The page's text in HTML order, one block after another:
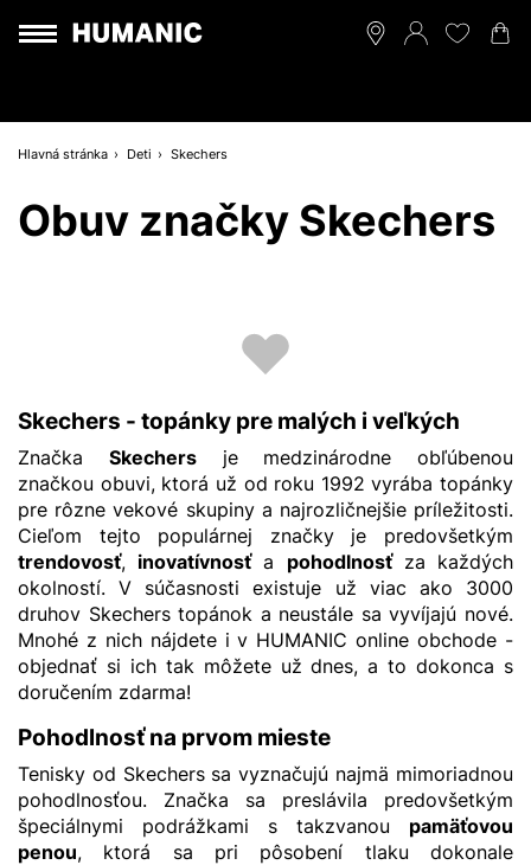
Hlavná stránka Deti Skechers
Obuv značky Skechers
Skechers - topánky pre malých i veľkých
Značka Skechersje medzinárodne obľúbenou
značkou obuvi, ktorá už od roku 1992 vyrába topánky
pre rôzne vekové skupiny a najrozličnejšie príležitosti.
Cieľom tejto populárnej značky je predovšetkým
trendovosť, inovatívnosťa pohodlnosťza každých
okolností. V súčasnosti existuje už viac ako 3000
druhov Skechers topánok a neustále sa vyvíjajú nové.
Mnohé z nich nájdete i v HUMANIC online obchode -
objednať si ich tak môžete už dnes, a to dokonca s
doručením zdarma!
Pohodlnosť na prvom mieste
Tenisky od Skechers sa vyznačujú najmä mimoriadnou
pohodlnosťou. Značka sa preslávila predovšetkým
špeciálnymi podrážkami s takzvanou pamäťovou
penou, ktorá sa pri pôsobení tlaku dokonale